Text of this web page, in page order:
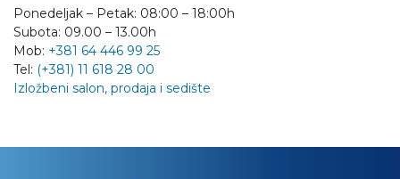
Ponedeljak – Petak: 08:00 – 18:00h
Subota: 09.00 – 13.00h
Mob: +381 64 446 99 25
Tel: (+381) 11 618 28 00
Izložbeni salon, prodaja i sedište